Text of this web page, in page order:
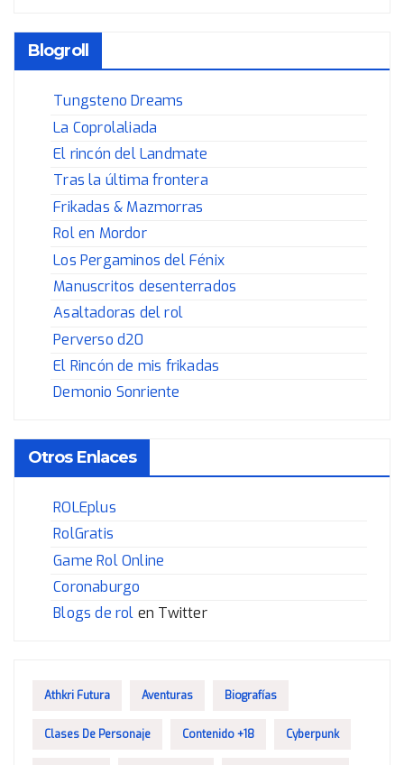
Blogroll
Tungsteno Dreams
La Coprolaliada
El rincón del Landmate
Tras la última frontera
Frikadas & Mazmorras
Rol en Mordor
Los Pergaminos del Fénix
Manuscritos desenterrados
Asaltadoras del rol
Perverso d20
El Rincón de mis frikadas
Demonio Sonriente
Otros Enlaces
ROLEplus
RolGratis
Game Rol Online
Coronaburgo
Blogs de rol en Twitter
Athkri Futura Aventuras Biografías
Clases De Personaje Contenido +18 Cyberpunk